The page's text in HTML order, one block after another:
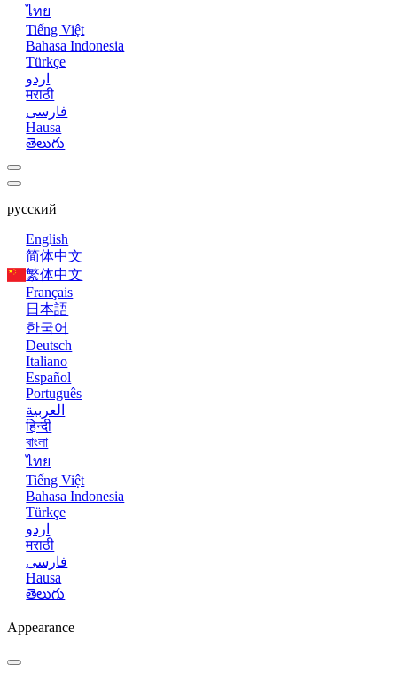
ไทย
Tiếng Việt
Bahasa Indonesia
Türkçe
اردو
मराठी
فارسی
Hausa
తెలుగు
русский
English
简体中文
繁体中文
Français
日本語
한국어
Deutsch
Italiano
Español
Português
العربية
हिन्दी
বাংলা
ไทย
Tiếng Việt
Bahasa Indonesia
Türkçe
اردو
मराठी
فارسی
Hausa
తెలుగు
Appearance